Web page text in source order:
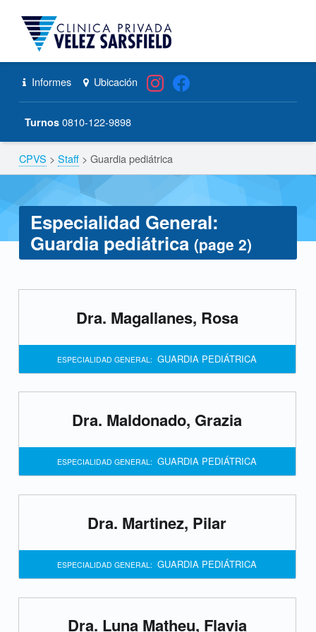
Guardia pediátrica – Página 2 – CPVS
Primary Menu
Header info sidebar Informes Ubicación
Turnos 0810-122-9898
Breadcrumbs navigation
CPVS > Staff> Guardia pediátrica
Especialidad General:
Guardia pediátrica (page 2)
e
i
a
l
d
a
Dra. Magallanes, Rosa
ESPECIALIDAD GENERAL: GUARDIA PEDIÁTRICA
Dra. Maldonado, Grazia
ESPECIALIDAD GENERAL: GUARDIA PEDIÁTRICA
Dra. Martinez, Pilar
ESPECIALIDAD GENERAL: GUARDIA PEDIÁTRICA
Dra. Luna Matheu, Flavia